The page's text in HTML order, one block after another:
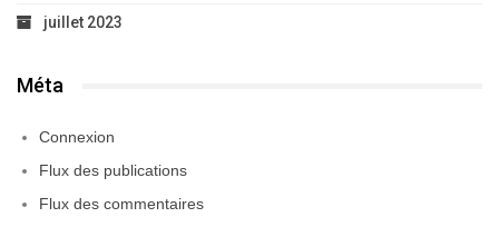
juillet 2023
Méta
Connexion
Flux des publications
Flux des commentaires